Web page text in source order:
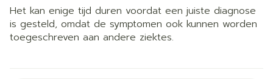
Het kan enige tijd duren voordat een juiste diagnose
is gesteld, omdat de symptomen ook kunnen worden
toegeschreven aan andere ziektes.